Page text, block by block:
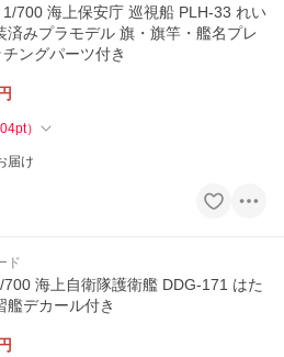
700 海上保安庁 巡視船 PLH-33 れい
済みプラモデル 旗・旗竿・艦名プレ
ングパーツ付き
円
pt）
届け
ド
700 海上自衛隊護衛艦 DDG-171 はた
艦デカール付き
円